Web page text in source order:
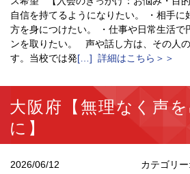
自信を持てるようになりたい。 ・相手に
方を身につけたい。 ・仕事や日常生活で
ンを取りたい。 声や話し方は、その人
す。当校では発[…] 詳細はこちら＞＞
大阪府【無理なく声
に】
2026/06/12 カテゴリー: